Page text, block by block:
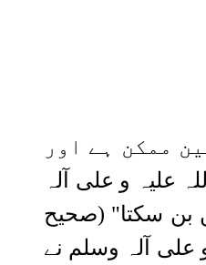
ممکن ہے اور
علیہ و علی آلہ
بن سکتا" (صحیح
آلہ وسلم نے